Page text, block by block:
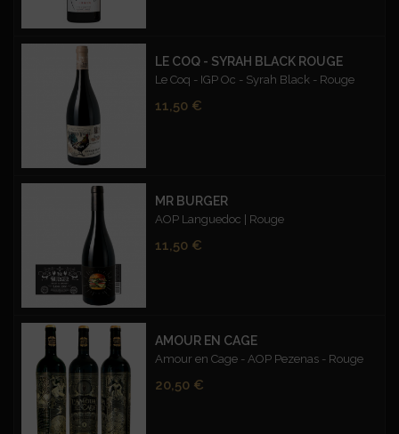
LE COQ - SYRAH BLACK ROUGE
Le Coq - IGP Oc - Syrah Black - Rouge
Prix
11,50 €
MR BURGER
AOP Languedoc | Rouge
Prix
11,50 €
AMOUR EN CAGE
Amour en Cage - AOP Pezenas - Rouge
Prix
20,50 €